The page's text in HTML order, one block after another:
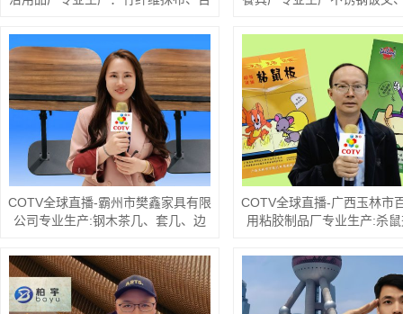
大家光临！
的运行服务，欢迎大家
COTV全球直播-潮州市潮安区彩塘镇
鹏利五金制品厂专业生产“鹏利”牌无
磁不锈钢特厚汤盆、圆盘、烝鱼盘、
汤锅、大反边调料缸、韩式奶锅、组
合干锅、无磁多用盆等不锈钢产品，
欢迎大家光临！
COTV全球直播-台州市金豪
有限公司专业生产：仓储货
货架、阁楼货架、悬臂货架
展示架、工具车、机床钣金
割、数控折弯、物流货架等
迎大家光临！